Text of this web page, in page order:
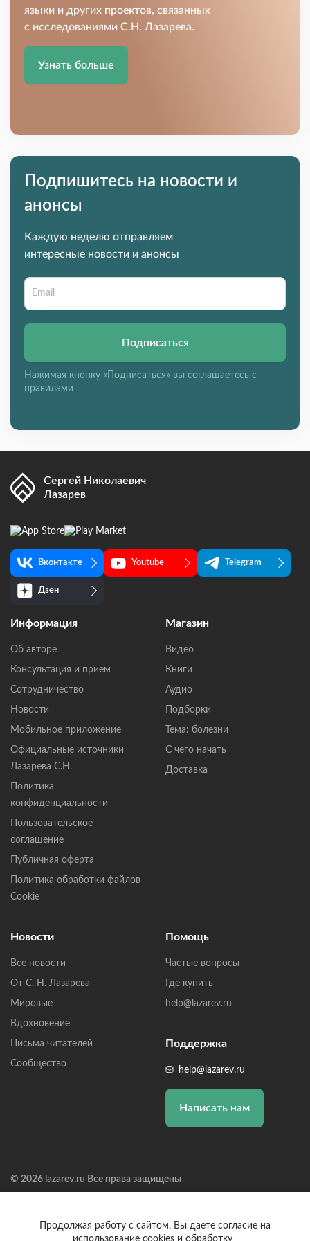
языки и других проектов, связанных
с исследованиями С.Н. Лазарева.
Узнать больше
Подпишитесь на новости и
анонсы
Каждую неделю отправляем
интересные новости и анонсы
Подписаться
Нажимая кнопку «Подписаться» вы соглашаетесь с
правилами
Сергей Николаевич
Лазарев
Вконтакте Youtube Telegram
Дзен
Информация
Об авторе
Консультация и прием
Сотрудничество
Новости
Мобильное приложение
Официальные источники
Лазарева С.Н.
Политика
конфиденциальности
Пользовательское
соглашение
Публичная оферта
Политика обработки файлов
Cookie
Магазин
Видео
Книги
Аудио
Подборки
Тема: болезни
С чего начать
Доставка
Новости
Все новости
От С. Н. Лазарева
Мировые
Вдохновение
Письма читателей
Сообщество
Помощь
Частые вопросы
Где купить
help@lazarev.ru
Поддержка
help@lazarev.ru
Написать нам
© 2026 lazarev.ru Все права защищены
Банк: ОАО "АЛЬФА-БАНК" БИК: 044525593, К/С:
30101810200000000593
Продолжая работу с сайтом, Вы даете согласие на
использование cookies и обработку